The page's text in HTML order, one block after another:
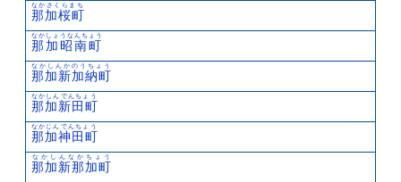
那加桜町
なかさくらまち
那加昭南町
なかしょうなんちょう
那加新加納町
なかしんかのうちょう
那加新田町
なかしんでんちょう
那加神田町
なかじんでんちょう
那加新那加町
なかしんなかちょう